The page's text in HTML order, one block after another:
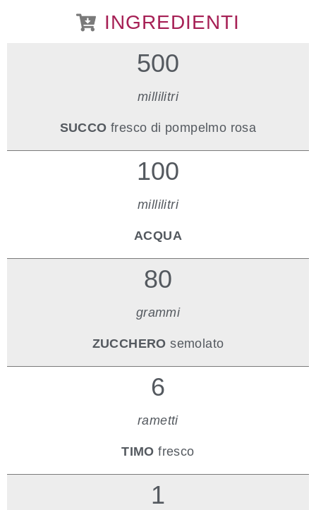
INGREDIENTI
500
millilitri
SUCCO fresco di pompelmo rosa
100
millilitri
ACQUA
80
grammi
ZUCCHERO semolato
6
rametti
TIMO fresco
1